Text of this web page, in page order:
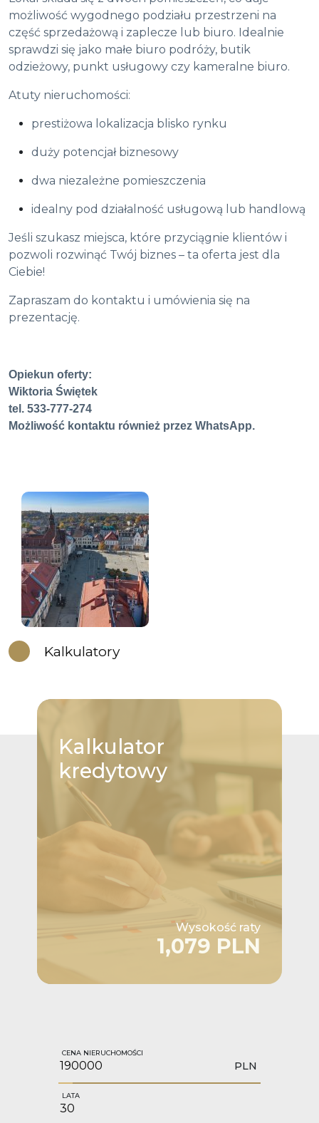
możliwość wygodnego podziału przestrzeni na
część sprzedażową i zaplecze lub biuro. Idealnie
sprawdzi się jako małe biuro podróży, butik
odzieżowy, punkt usługowy czy kameralne biuro.
Atuty nieruchomości:
prestiżowa lokalizacja blisko rynku
duży potencjał biznesowy
dwa niezależne pomieszczenia
idealny pod działalność usługową lub handlową
Jeśli szukasz miejsca, które przyciągnie klientów i
pozwoli rozwinąć Twój biznes – ta oferta jest dla
Ciebie!
Zapraszam do kontaktu i umówienia się na
prezentację.
Opiekun oferty:
Wiktoria Świętek
tel. 533-777-274
Możliwość kontaktu również przez WhatsApp.
Kalkulatory
Kalkulator
kredytowy
Wysokość raty
1,079 PLN
CENA NIERUCHOMOŚCI
PLN
LATA